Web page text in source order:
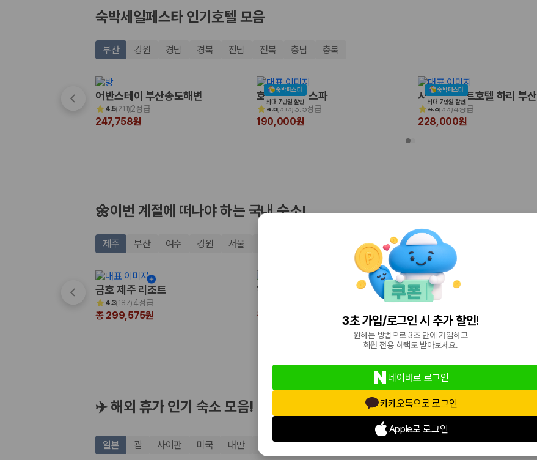
제주렌트카 가격비교 자주 묻는 질문
Q. 가족 여행에는 어떤 제주 렌트카를 비교해야 하나요?
제주렌트카 가격비교 주요 링크
국내 렌트카 가격비교
해외 렌트카 가격비교
숙박세일페스타 인기호텔 모음
부산 강원 경남 경북 전남 전북 충남 충북
어반스테이 부산송도해변
4.5(211) 2성급
247,758원
숙박페스타
최대 7만원 할인
호텔포레 더 스파
4.5( 313)3.5성급
190,000원
숙박페스타
최대 7만원 할인
시타딘커넥트호텔 하리 부산
4.8( 33)4성급
228,000원
🌼이번 계절에 떠나야 하는 국내 숙소!
제주 부산 여수 강원 서울
금호 제주 리조트
4.3(187) 4성급
총 299,575원
히든 클리프 호텔&네이쳐
총 367,475원
호텔브릿지 서귀포
4.3
총 127,641원
✈️ 해외 휴가 인기 숙소 모음!
일본 괌 사이판 미국 대만 태국
3초 가입/로그인 시 추가 할인!
원하는 방법으로 3초 만에 가입하고
회원 전용 혜택도 받아보세요.
네이버로 로그인
카카오톡으로 로그인
Apple로 로그인